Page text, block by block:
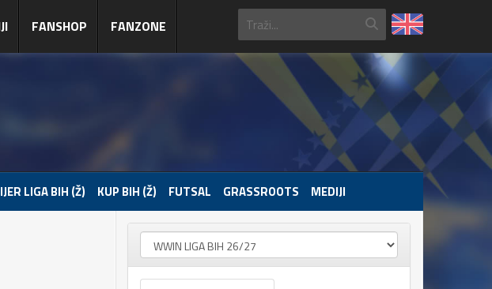
FANSHOP FANZONE
LIGA BIH (Ž) KUP BIH (Ž) FUTSAL GRASSROOTS MEDIJI